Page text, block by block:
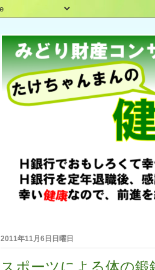
2011年11月6日日曜日